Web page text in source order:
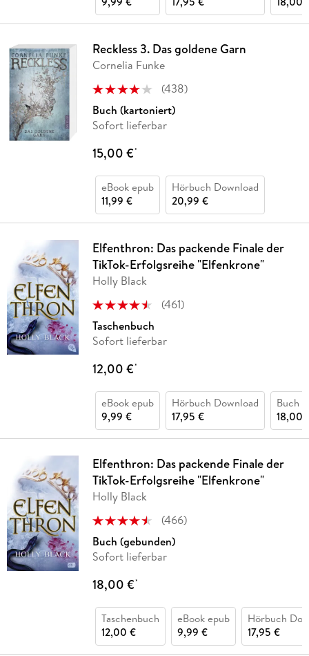
Reckless 3. Das goldene Garn
Cornelia Funke
(438)
Buch (kartoniert)
Sofort lieferbar
15,00 €*
eBook epub
11,99 €
Hörbuch Download
20,99 €
Elfenthron: Das packende Finale der
TikTok-Erfolgsreihe "Elfenkrone"
Holly Black
(461)
Taschenbuch
Sofort lieferbar
12,00 €*
eBook epub
9,99 €
Hörbuch Download
17,95 €
Buch
18,00
Elfenthron: Das packende Finale der
TikTok-Erfolgsreihe "Elfenkrone"
Holly Black
(466)
Buch (gebunden)
Sofort lieferbar
18,00 €*
Taschenbuch
12,00 €
eBook epub
9,99 €
Hörbuch
17,95 €